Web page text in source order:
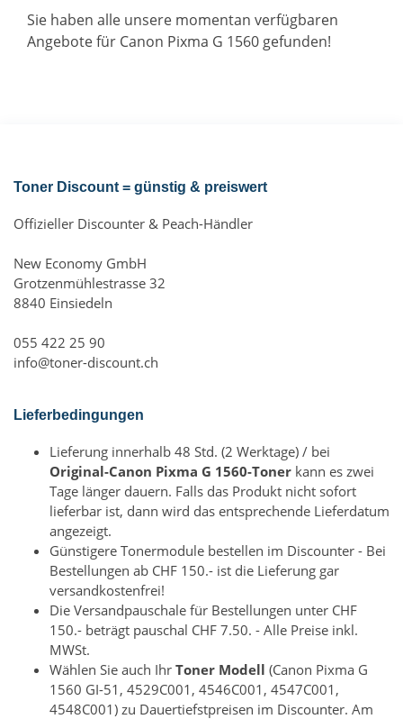
Sie haben alle unsere momentan verfügbaren
Angebote für Canon Pixma G 1560 gefunden!
Toner Discount = günstig & preiswert
Offizieller Discounter & Peach-Händler
New Economy GmbH
Grotzenmühlestrasse 32
8840 Einsiedeln
055 422 25 90
info@toner-discount.ch
Lieferbedingungen
Lieferung innerhalb 48 Std. (2 Werktage) / bei
Original-Canon Pixma G 1560-Toner kann es zwei
Tage länger dauern. Falls das Produkt nicht sofort
lieferbar ist, dann wird das entsprechende Lieferdatum
angezeigt.
Günstigere Tonermodule bestellen im Discounter - Bei
Bestellungen ab CHF 150.- ist die Lieferung gar
versandkostenfrei!
Die Versandpauschale für Bestellungen unter CHF
150.- beträgt pauschal CHF 7.50. - Alle Preise inkl.
MWSt.
Wählen Sie auch Ihr Toner Modell (Canon Pixma G
1560 GI-51, 4529C001, 4546C001, 4547C001,
4548C001) zu Dauertiefstpreisen im Discounter. Am